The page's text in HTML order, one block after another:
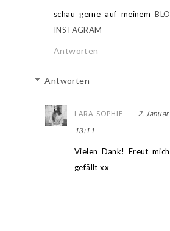
schau gerne auf meinem
INSTAGRAM
Antworten
Antworten
LARA-SOPHIE
2.
13:11
Vielen Dank! Freut
gefällt xx